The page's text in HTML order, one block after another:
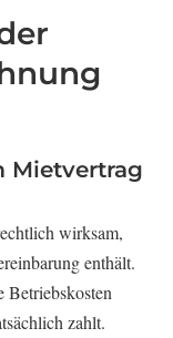
Mietvertrag
wirksam,
enthält.
Betriebskosten
zahlt.